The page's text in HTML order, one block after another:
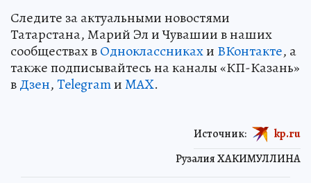
Следите за актуальными новостями
Татарстана, Марий Эл и Чувашии в наших
сообществах вОдноклассникахи ВКонтакте, а
также подписывайтесь на каналы «КП-Казань»
вДзен,TelegramиMAX.
Рузалия ХАКИМУЛЛИНА
Источник: kp.ru